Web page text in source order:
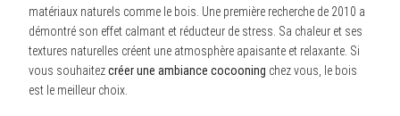
matériaux naturels comme le bois. Une première recherche de 2010 a
démontré son effet calmant et réducteur de stress. Sa chaleur et ses
textures naturelles créent une atmosphère apaisante et relaxante. Si
vous souhaitezcréer une ambiance cocooning chez vous, le bois
est le meilleur choix.